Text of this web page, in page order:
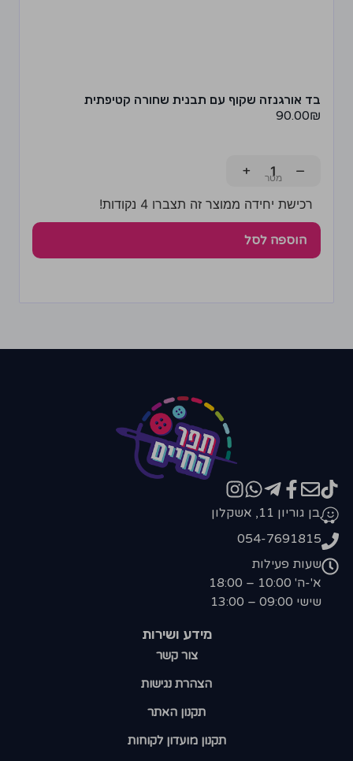
בד אורגנזה שקוף עם תבנית שחורה קטיפתית
90.00₪
−
+
רכישת יחידה ממוצר זה תצברו 4 נקודות!
הוספה לסל
מידע ושירות
צור קשר
הצהרת נגישות
תקנון האתר
תקנון מועדון לקוחות
בן גוריון 11, אשקלון
054-7691815
שעות פעילות
א'-ה' 10:00 – 18:00
שישי 09:00 – 13:00